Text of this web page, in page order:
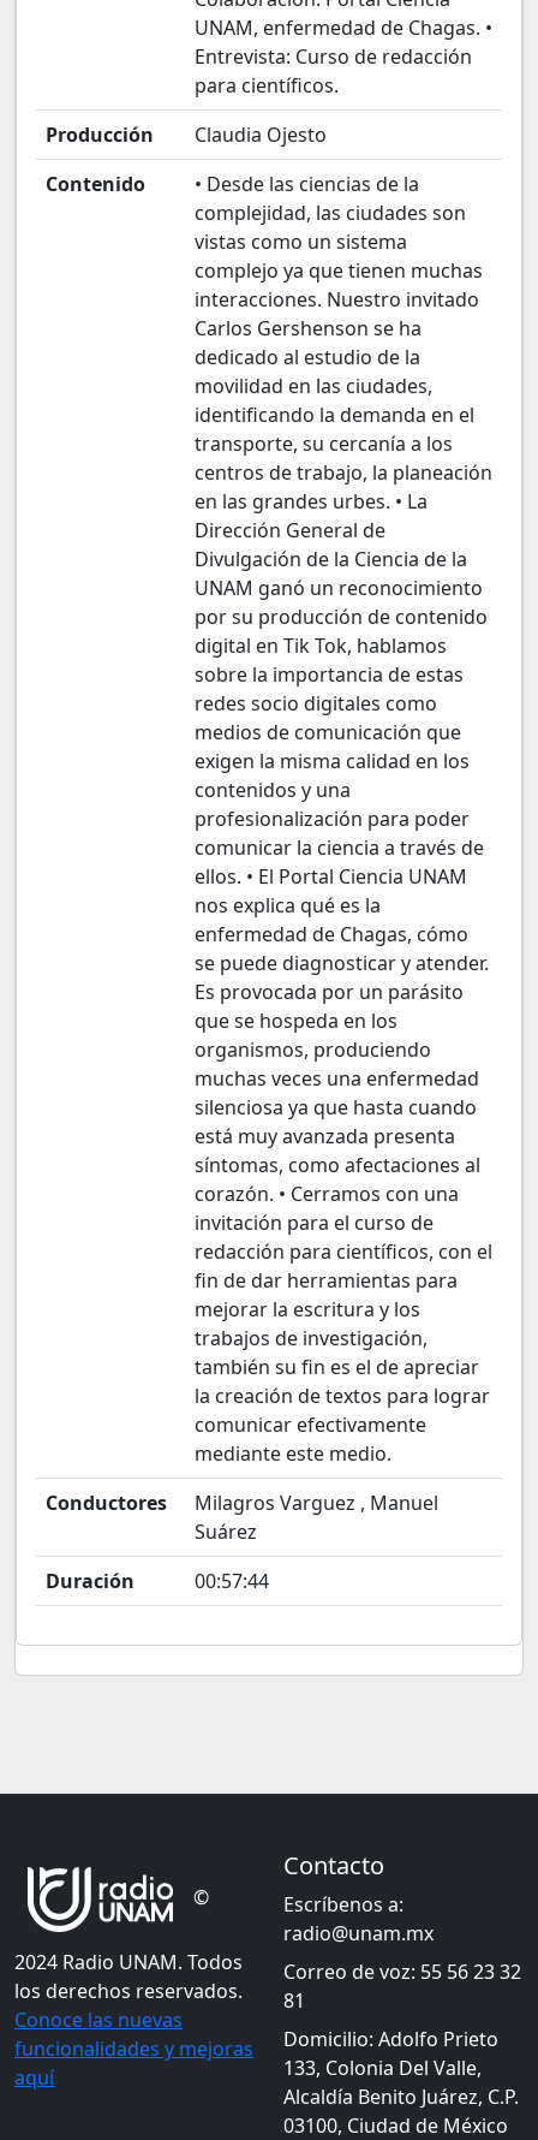
UNAM, enfermedad de Chagas. •
Entrevista: Curso de redacción
para científicos.
Producción
Claudia Ojesto
Contenido
• Desde las ciencias de la
complejidad, las ciudades son
vistas como un sistema
complejo ya que tienen muchas
interacciones. Nuestro invitado
Carlos Gershenson se ha
dedicado al estudio de la
movilidad en las ciudades,
identificando la demanda en el
transporte, su cercanía a los
centros de trabajo, la planeación
en las grandes urbes. • La
Dirección General de
Divulgación de la Ciencia de la
UNAM ganó un reconocimiento
por su producción de contenido
digital en Tik Tok, hablamos
sobre la importancia de estas
redes socio digitales como
medios de comunicación que
exigen la misma calidad en los
contenidos y una
profesionalización para poder
comunicar la ciencia a través de
ellos. • El Portal Ciencia UNAM
nos explica qué es la
enfermedad de Chagas, cómo
se puede diagnosticar y atender.
Es provocada por un parásito
que se hospeda en los
organismos, produciendo
muchas veces una enfermedad
silenciosa ya que hasta cuando
está muy avanzada presenta
síntomas, como afectaciones al
corazón. • Cerramos con una
invitación para el curso de
redacción para científicos, con el
fin de dar herramientas para
mejorar la escritura y los
trabajos de investigación,
también su fin es el de apreciar
la creación de textos para lograr
comunicar efectivamente
mediante este medio.
Conductores
Milagros Varguez , Manuel
Suárez
Duración
00:57:44
©
2024 Radio UNAM. Todos
los derechos reservados.
Conoce las nuevas
funcionalidades y mejoras
aquí
Contacto
Escríbenos a:
radio@unam.mx
Correo de voz: 55 56 23 32
81
Domicilio: Adolfo Prieto
133, Colonia Del Valle,
Alcaldía Benito Juárez, C.P.
03100, Ciudad de México